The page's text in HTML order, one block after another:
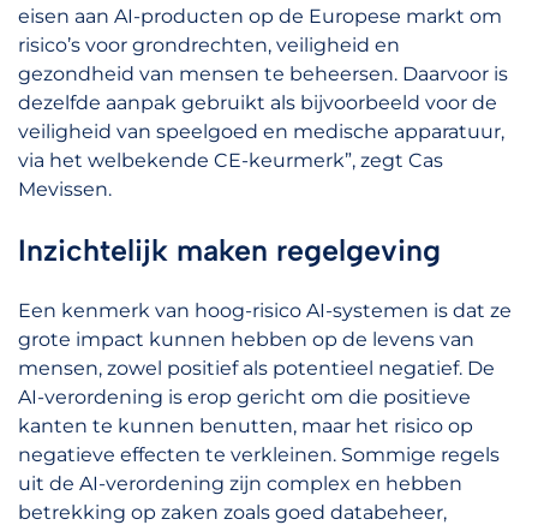
eisen aan AI-producten op de Europese markt om
risico’s voor grondrechten, veiligheid en
gezondheid van mensen te beheersen. Daarvoor is
dezelfde aanpak gebruikt als bijvoorbeeld voor de
veiligheid van speelgoed en medische apparatuur,
via het welbekende CE-keurmerk”, zegt Cas
Mevissen.
Inzichtelijk maken regelgeving
Een kenmerk van hoog-risico AI-systemen is dat ze
grote impact kunnen hebben op de levens van
mensen, zowel positief als potentieel negatief. De
AI-verordening is erop gericht om die positieve
kanten te kunnen benutten, maar het risico op
negatieve effecten te verkleinen. Sommige regels
uit de AI-verordening zijn complex en hebben
betrekking op zaken zoals goed databeheer,